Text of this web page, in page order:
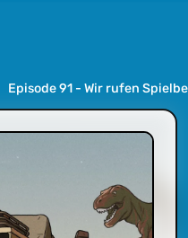
Episode 91 - Wir rufen